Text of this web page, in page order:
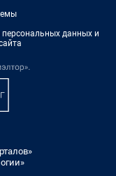
данных и